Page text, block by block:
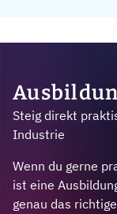
Steig direkt
Industrie
Wenn du gerne
ist eine
genau das